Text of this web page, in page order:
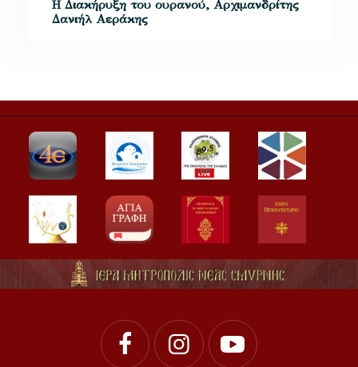
Η Διακήρυξη του ουρανού, Αρχιμανδρίτης
Δανιήλ Αεράκης